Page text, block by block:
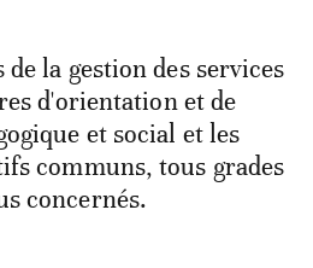
de la gestion des services
d'orientation et de
et social et les
communs, tous grades
concernés.